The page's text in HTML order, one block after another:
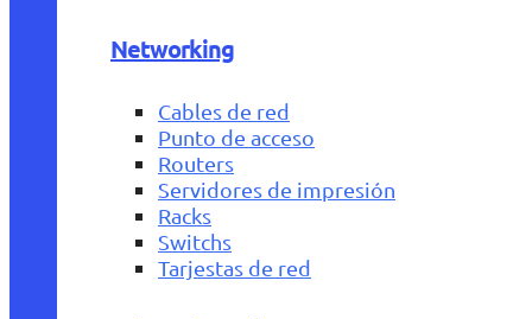
Networking
Cables de red
Punto de acceso
Routers
Servidores de impresión
Racks
Switchs
Tarjestas de red